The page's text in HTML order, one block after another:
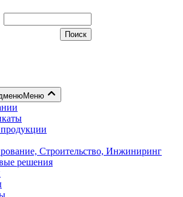
Меню
Строительство, Инжиниринг
решения